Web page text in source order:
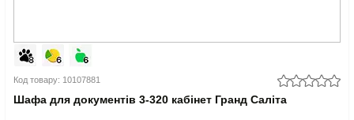
Код товару: 10107881
Шафа для документів 3-320 кабінет Гранд Саліта